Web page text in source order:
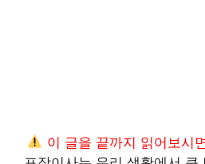
이 글을 끝까지 읽어보시